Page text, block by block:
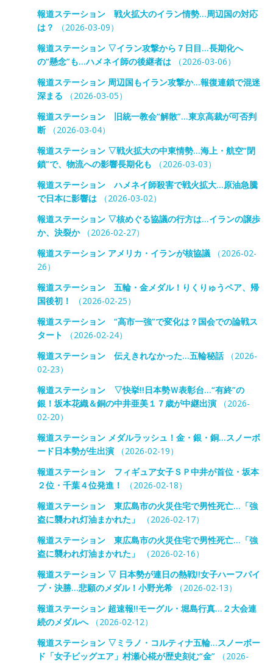
報道ステーション 戦火拡大のイラン情勢…周辺国の対応
は？
（2026-03-09）
報道ステーション ▽イラン攻撃から７日目…長期化へ
の“懸念”も…ハメネイ師の後継者は（2026-03-06）
報道ステーション 周辺国もイラン攻撃か…報復連鎖で混迷
深まる （2026-03-05）
報道ステーション 旧統一教会“解散”…東京高裁が可否判
断（2026-03-04）
報道ステーション ▽戦火拡大の中東情勢…海上・航空“閉
鎖”で、物流への影響長期化も （2026-03-03）
報道ステーション ハメネイ師殺害で戦火拡大…原油急騰
で日本に影響は（2026-03-02）
報道ステーション ▽核めぐる協議の行方は…イランの譲歩
か、決裂か（2026-02-27）
報道ステーション アメリカ・イランが核協議（2026-02-
26）
報道ステーション 五輪・金メダル！りくりゅうペア、帰
国後初！
（2026-02-25）
報道ステーション “高市一強”で変化は？国会での論戦ス
タート
（2026-02-24）
報道ステーション 伝えきれなかった…五輪秘話（2026-
02-23）
報道ステーション ▽快挙!!日本勢Ｗ表彰台…“有終”の
銀！坂本花織＆銅の中井亜美１７歳が中継出演（2026-
02-20）
報道ステーション メダルラッシュ！金・銀・銅…スノーボ
ード日本勢が生出演（2026-02-19）
報道ステーション フィギュア女子ＳＰ中井が首位・坂本
２位・千葉４位発進！
（2026-02-18）
報道ステーション 東広島市の火災住宅で男性死亡…「強
盗に襲われ灯油まかれた」
（2026-02-17）
報道ステーション 東広島市の火災住宅で男性死亡…「強
盗に襲われ灯油まかれた」
（2026-02-16）
報道ステーション ▽ 日本勢が連日の熱戦!!女子ハーフパイ
プ・決勝…悲願のメダル！小野光希（2026-02-13）
報道ステーション 超速報!!モーグル・堀島行真…２大会連
続のメダルへ（2026-02-12）
報道ステーション ▽ミラノ・コルティナ五輪…スノーボー
ド「女子ビッグエア」村瀬心椛が歴史刻む“金”（2026-